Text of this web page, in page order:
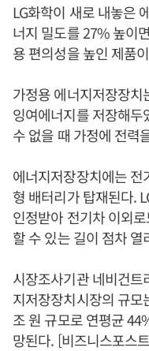
LG화학이 새로 내놓은
너지 밀도를 27% 높이
용 편의성을 높인 제품
가정용 에너지저장장
잉여에너지를 저장해
수 없을 때 가정에 전력
에너지저장장치에는
형 배터리가 탑재된다.
인정받아 전기차 이외
할 수 있는 길이 점차
시장조사기관 네비건
지저장장치시장의 규
조 원 규모로 연평균
망된다. [비즈니스포스